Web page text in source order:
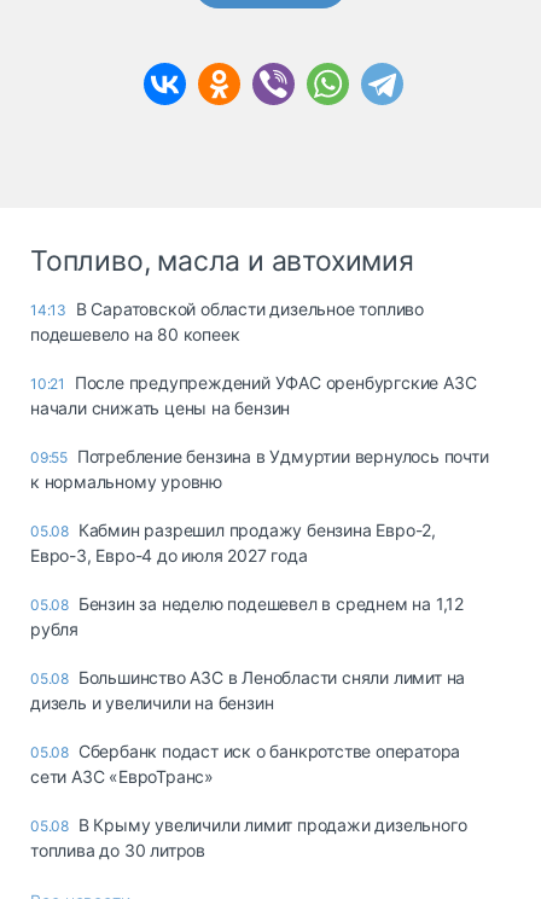
Топливо, масла и автохимия
14:13
В Саратовской области дизельное топливо
подешевело на 80 копеек
10:21
После предупреждений УФАС оренбургские АЗС
начали снижать цены на бензин
09:55 Потребление бензина в Удмуртии вернулось почти
к нормальному уровню
05.08 Кабмин разрешил продажу бензина Евро-2,
Евро-3, Евро-4 до июля 2027 года
05.08 Бензин за неделю подешевел в среднем на 1,12
рубля
05.08 Большинство АЗС в Ленобласти сняли лимит на
дизель и увеличили на бензин
05.08 Сбербанк подаст иск о банкротстве оператора
сети АЗС «ЕвроТранс»
05.08 В Крыму увеличили лимит продажи дизельного
топлива до 30 литров